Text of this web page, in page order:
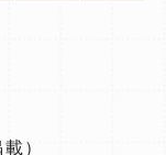
）